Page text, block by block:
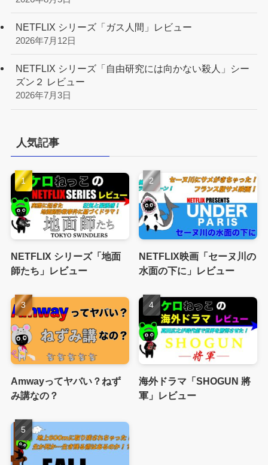
NETFLIX シリーズ「ガス人間」レビュー
2026年7月12日
NETFLIX シリーズ「自由研究には向かない殺人」シー
ズン２ レビュー
2026年7月3日
人気記事
NETFLIX シリーズ「地面
師たち」レビュー
NETFLIX映画「セーヌ川の
水面の下に」レビュー
Amwayってヤバい？ねず
み講なの？
海外ドラマ「SHOGUN 將
軍」レビュー